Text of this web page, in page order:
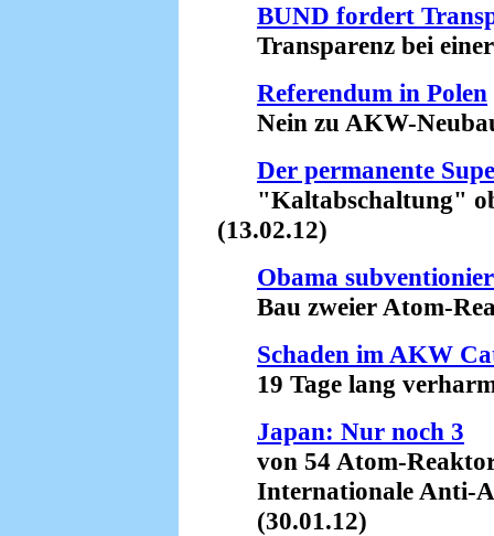
BUND fordert
Transparenz bei einer
Referendum in Polen
Nein zu AKW-
Der permanente
"Kaltabschaltung"
(13.02.12)
Obama
Bau zweier Atom-
Schaden im AKW
19 Tage lang
Japan: Nur noch 3
von 54 Atom-
Internationale Anti-
(30.01.12)